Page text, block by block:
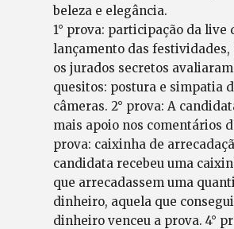
beleza e elegância.
1° prova: participação da live
lançamento das festividades,
os jurados secretos avaliaram
quesitos: postura e simpatia
câmeras. 2° prova: A
mais apoio nos comentários
prova: caixinha de
candidata recebeu uma
que arrecadassem uma
dinheiro, aquela que
dinheiro venceu a prova. 4°